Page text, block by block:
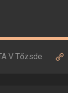
V Tőzsde